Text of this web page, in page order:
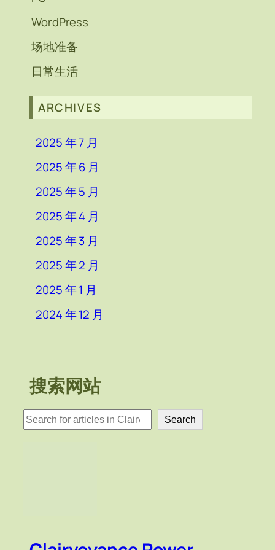
WordPress
场地准备
日常生活
ARCHIVES
2025 年 7 月
2025 年 6 月
2025 年 5 月
2025 年 4 月
2025 年 3 月
2025 年 2 月
2025 年 1 月
2024 年 12 月
搜索网站
検
索
Search